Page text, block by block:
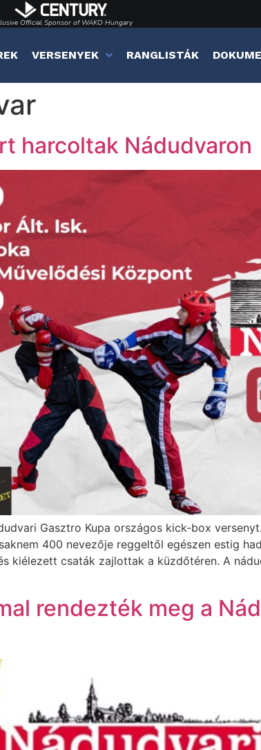
Official Sponsor of WAKO Hungary
VERSENYEK RANGLISTÁK
harcoltak Nádudvaron
Gasztro Kupa országos kick-box
400 nevezője reggeltől egészen estig
kiélezett csaták zajlottak a küzdőtéren. A
rendezték meg a